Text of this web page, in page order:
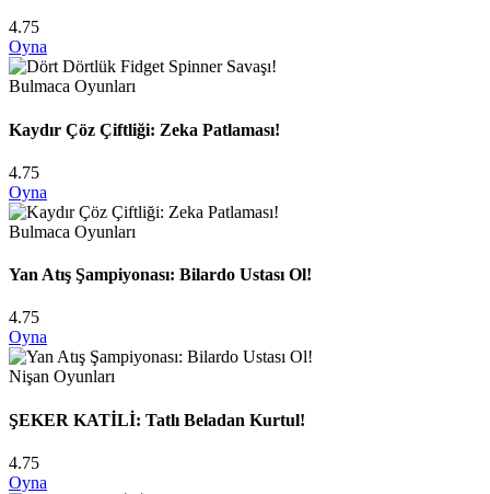
4.75
Oyna
Bulmaca Oyunları
Kaydır Çöz Çiftliği: Zeka Patlaması!
4.75
Oyna
Bulmaca Oyunları
Yan Atış Şampiyonası: Bilardo Ustası Ol!
4.75
Oyna
Nişan Oyunları
ŞEKER KATİLİ: Tatlı Beladan Kurtul!
4.75
Oyna